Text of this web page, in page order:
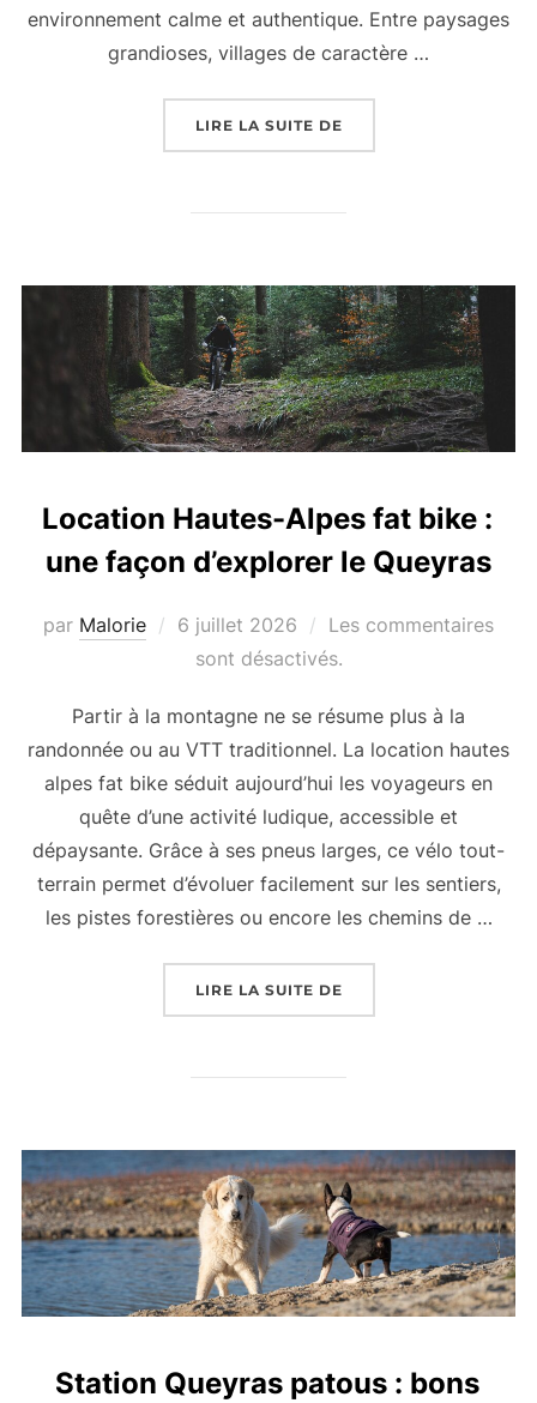
environnement calme et authentique. Entre paysages
grandioses, villages de caractère …
LIRE LA SUITE DE
Location Hautes-Alpes fat bike :
une façon d’explorer le Queyras
par Malorie
Publié
6 juillet 2026
Les commentaires
sont désactivés.
Partir à la montagne ne se résume plus à la
randonnée ou au VTT traditionnel. La location hautes
alpes fat bike séduit aujourd’hui les voyageurs en
quête d’une activité ludique, accessible et
dépaysante. Grâce à ses pneus larges, ce vélo tout-
terrain permet d’évoluer facilement sur les sentiers,
les pistes forestières ou encore les chemins de …
LIRE LA SUITE DE
Station Queyras patous : bons